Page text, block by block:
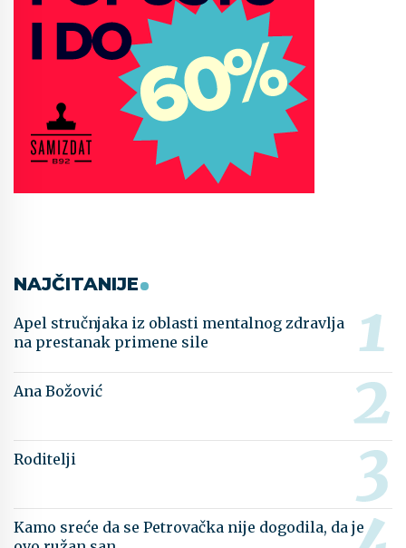
NAJČITANIJE
Apel stručnjaka iz oblasti mentalnog zdravlja
na prestanak primene sile
Ana Božović
Roditelji
Kamo sreće da se Petrovačka nije dogodila, da je